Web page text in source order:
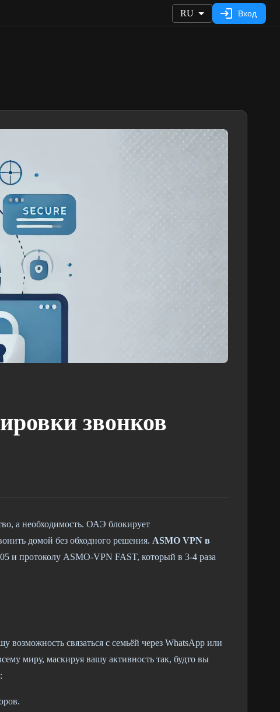
RU Вход
звонков
а необходимость. ОАЭ блокирует
домой без обходного решения. ASMO VPN в
и протоколу ASMO-VPN FAST, который в 3-4 раза
связаться с семьёй через WhatsApp или
миру, маскируя вашу активность так, будто вы